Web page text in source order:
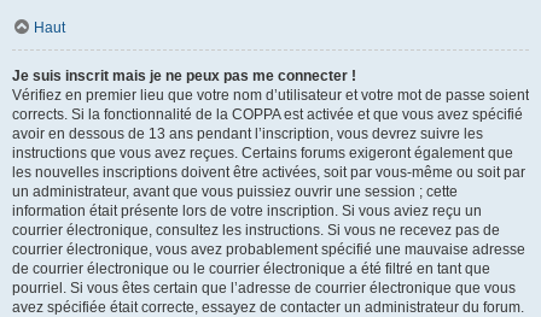
Haut
Je suis inscrit mais je ne peux pas me connecter !
Vérifiez en premier lieu que votre nom d’utilisateur et votre mot de passe soient
corrects. Si la fonctionnalité de la COPPA est activée et que vous avez spécifié
avoir en dessous de 13 ans pendant l’inscription, vous devrez suivre les
instructions que vous avez reçues. Certains forums exigeront également que
les nouvelles inscriptions doivent être activées, soit par vous-même ou soit par
un administrateur, avant que vous puissiez ouvrir une session ; cette
information était présente lors de votre inscription. Si vous aviez reçu un
courrier électronique, consultez les instructions. Si vous ne recevez pas de
courrier électronique, vous avez probablement spécifié une mauvaise adresse
de courrier électronique ou le courrier électronique a été filtré en tant que
pourriel. Si vous êtes certain que l’adresse de courrier électronique que vous
avez spécifiée était correcte, essayez de contacter un administrateur du forum.